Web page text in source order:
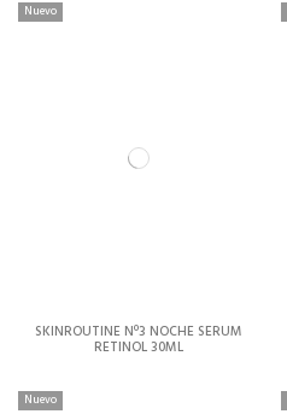
Nuevo
SKINROUTINE Nº3 NOCHE SERUM
RETINOL 30ML
Nuevo